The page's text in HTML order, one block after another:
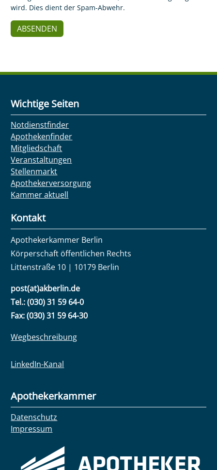
wird. Dies dient der Spam-Abwehr.
Wichtige Seiten
Notdienstfinder
Apothekenfinder
Mitgliedschaft
Veranstaltungen
Stellenmarkt
Apothekerversorgung
Kammer aktuell
Kontakt
Apothekerkammer Berlin
Körperschaft öffentlichen Rechts
Littenstraße 10 | 10179 Berlin
post(at)akberlin.de
Tel.: (030) 31 59 64-0
Fax: (030) 31 59 64-30
Wegbeschreibung
LinkedIn-Kanal
Apothekerkammer
Datenschutz
Impressum